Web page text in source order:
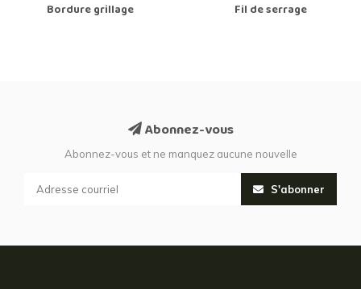
Bordure grillage Fil de serrage
Abonnez-vous
Abonnez-vous et ne manquez aucune nouvelle
S'abonner